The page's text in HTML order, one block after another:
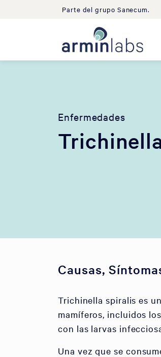
Parte del grupo Sanecum.
Enfermedades
Causas,
Trichinella spiralis es
mamíferos, incluidos
con las larvas
Una vez que se